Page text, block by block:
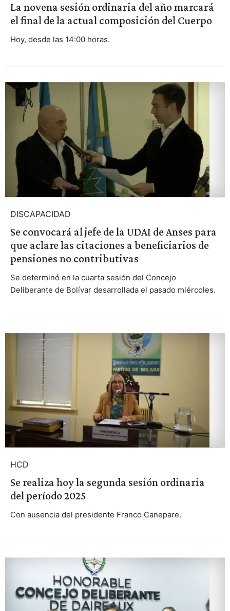
La novena sesión ordinaria del año marcará
el final de la actual composición del Cuerpo
Hoy, desde las 14:00 horas.
DISCAPACIDAD
Se convocará al jefe de la UDAI de Anses para
que aclare las citaciones a beneficiarios de
pensiones no contributivas
Se determinó en la cuarta sesión del Concejo
Deliberante de Bolívar desarrollada el pasado miércoles.
HCD
Se realiza hoy la segunda sesión ordinaria
del período 2025
Con ausencia del presidente Franco Canepare.